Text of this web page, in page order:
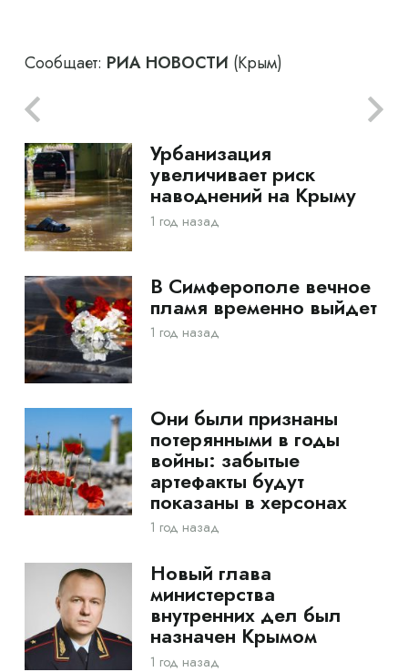
Сообщает: РИА НОВОСТИ (Крым)
Урбанизация
увеличивает риск
наводнений на Крыму
1 год назад
В Симферополе вечное
пламя временно выйдет
1 год назад
Они были признаны
потерянными в годы
войны: забытые
артефакты будут
показаны в херсонах
1 год назад
Новый глава
министерства
внутренних дел был
назначен Крымом
1 год назад